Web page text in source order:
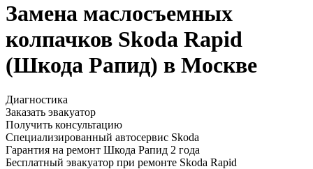
Замена маслосъемных
колпачков Skoda Rapid
(Шкода Рапид) в Москве
Диагностика
Заказать эвакуатор
Получить консультацию
Специализированный автосервис Skoda
Гарантия на ремонт Шкода Рапид 2 года
Бесплатный эвакуатор при ремонте Skoda Rapid